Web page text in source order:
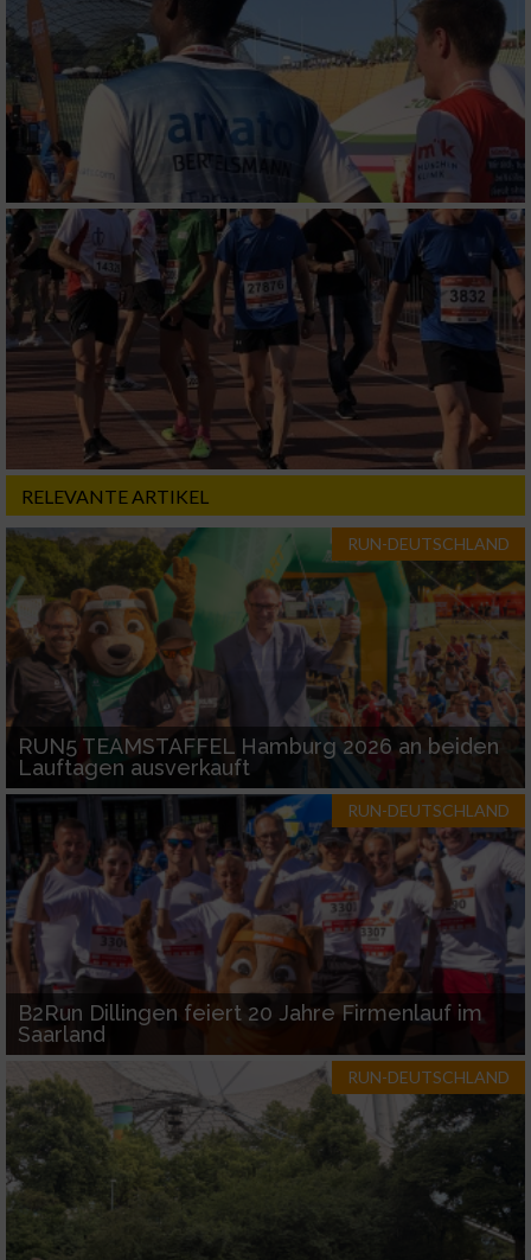
RELEVANTE ARTIKEL
RUN-DEUTSCHLAND
RUN5 TEAMSTAFFEL Hamburg 2026 an beiden
Lauftagen ausverkauft
RUN-DEUTSCHLAND
B2Run Dillingen feiert 20 Jahre Firmenlauf im
Saarland
RUN-DEUTSCHLAND
Performance
Funktional
Werbung